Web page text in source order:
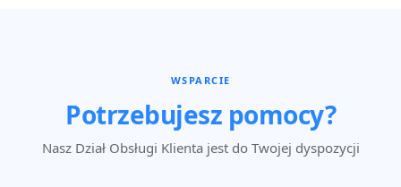
WSPARCIE
Potrzebujesz pomocy?
Nasz Dział Obsługi Klienta jest do Twojej dyspozycji